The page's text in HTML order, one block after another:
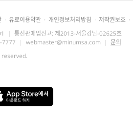
· 유료이용약관 · 개인정보처리방침 · 저작권보호 ·
| 통신판매업신고: 제2013-서울강남-02625호
7777 | webmaster@minumsa.com | 문의